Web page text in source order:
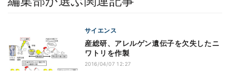
サイエンス
産総研、アレルゲン遺伝子を欠失したニ
ワトリを作製
2016/04/07 12:27